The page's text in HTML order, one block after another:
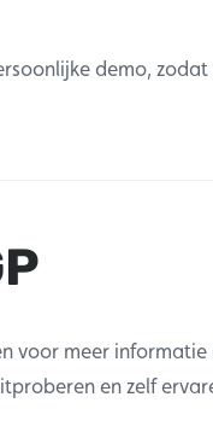
demo, zodat
voor meer informatie
en zelf